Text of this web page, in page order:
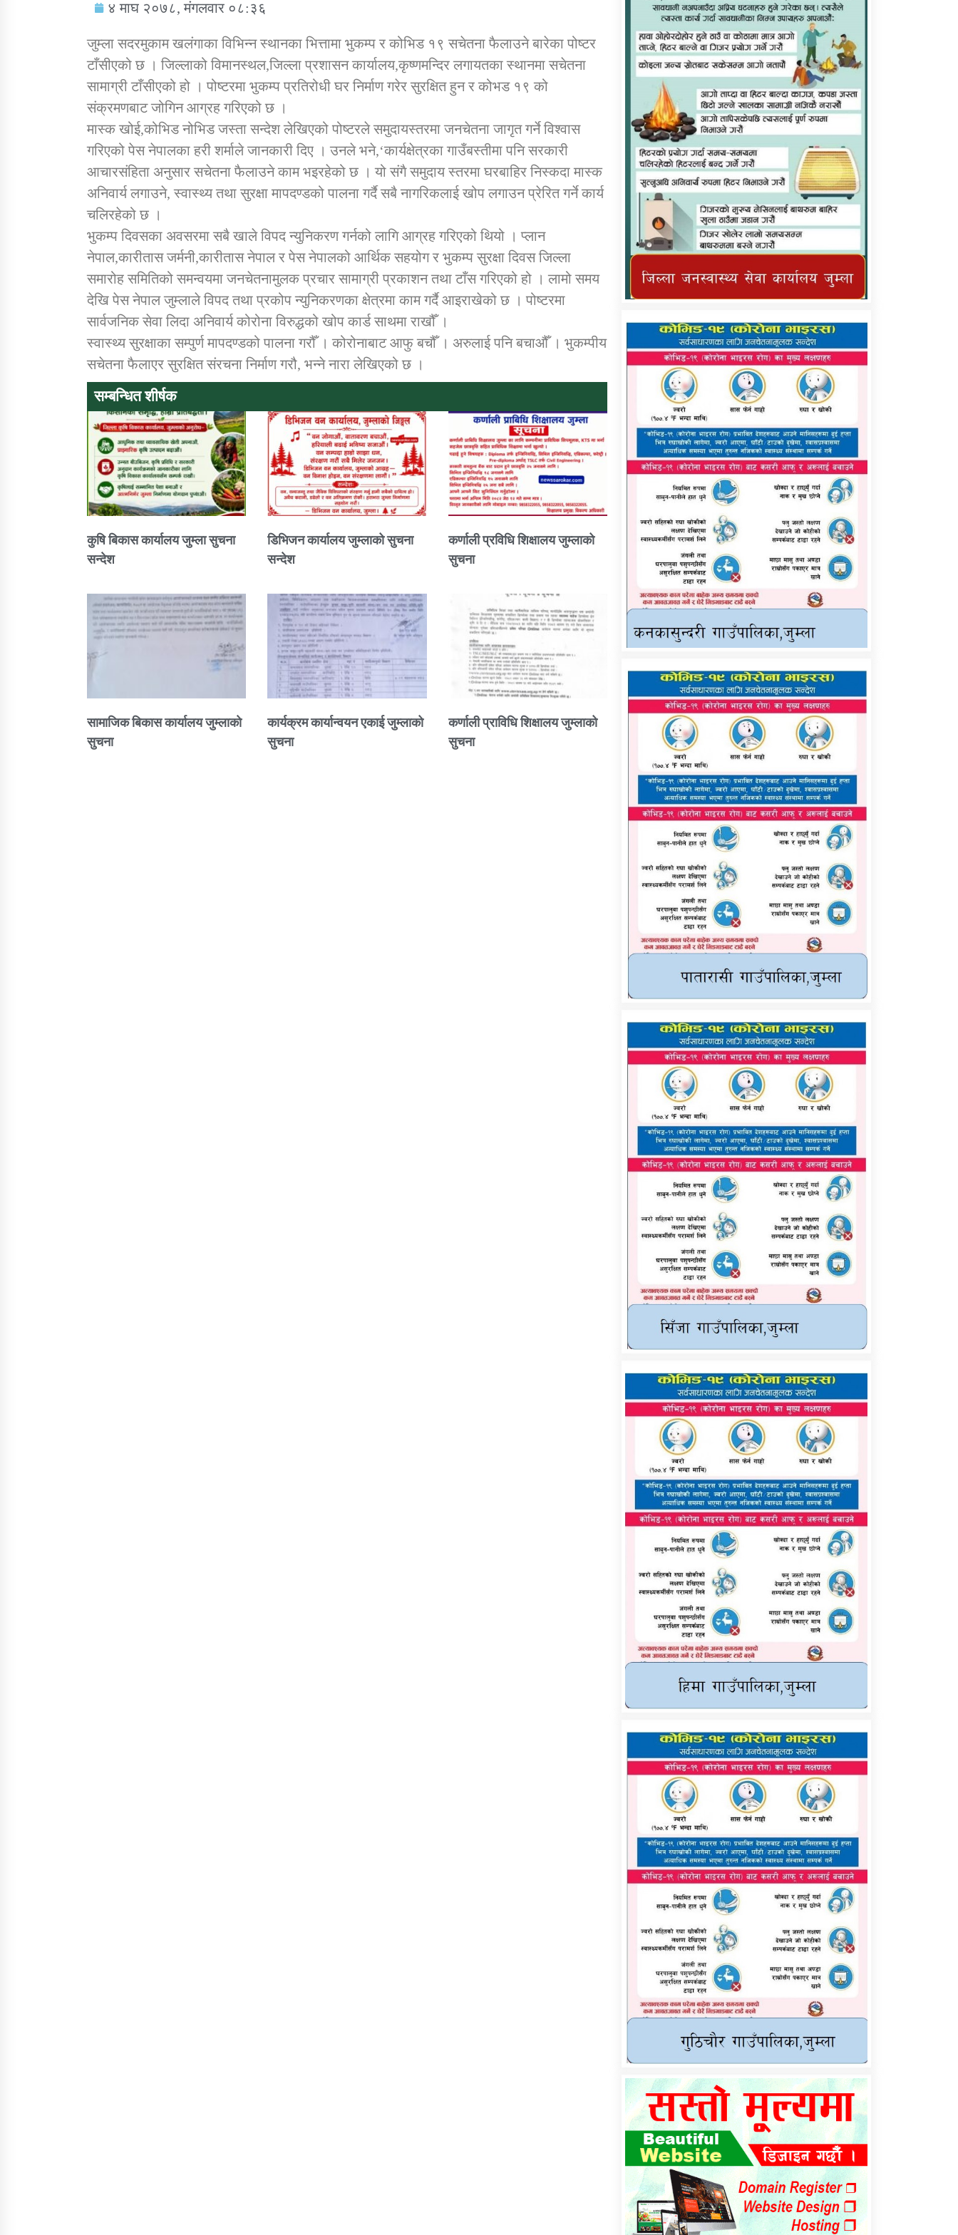
सामाजिक बिकास कार्यालय जुम्लाकाे सुचना कर्णाली प्राविधि शिक्षालय जुम्लाको सुचना
तातोपानी गाउँपालिकाको न्यायिक समिति सम्बन्धी
तातोपानी गाउँपालिका जुम्लाको महिला तथा
लैङ्गिक हिंसा सम्बन्धी सूचना सन्देश
तातोपानी गाउँपालिका जुम्लाको महिनावारी
तातोपानी गाउँपालिका जुम्लाको बालविवाह सन्देश तातोपानी गाउँपालिका जुम्लाको सूचना
४ माघ २०७८, मंगलवार ०८:३६
जुम्ला सदरमुकाम खलंगाका विभिन्न स्थानका भित्तामा भुकम्प र कोभिड १९ सचेतना फैलाउने बारेका पोष्टर
टाँसीएको छ । जिल्लाको विमानस्थल,जिल्ला प्रशासन कार्यालय,कृष्णमन्दिर लगायतका स्थानमा सचेतना
सामाग्री टाँसीएको हो । पोष्टरमा भुकम्प प्रतिरोधी घर निर्माण गरेर सुरक्षित हुन र कोभड १९ को
संक्रमणबाट जोगिन आग्रह गरिएको छ ।
मास्क खोई,कोभिड नोभिड जस्ता सन्देश लेखिएको पोष्टरले समुदायस्तरमा जनचेतना जागृत गर्ने विश्वास
गरिएको पेस नेपालका हरी शर्माले जानकारी दिए । उनले भने,‘कार्यक्षेत्रका गाउँबस्तीमा पनि सरकारी
आचारसंहिता अनुसार सचेतना फैलाउने काम भइरहेको छ । यो संगै समुदाय स्तरमा घरबाहिर निस्कदा मास्क
अनिवार्य लगाउने, स्वास्थ्य तथा सुरक्षा मापदण्डको पालना गर्दै सबै नागरिकलाई खोप लगाउन प्रेरित गर्ने कार्य
चलिरहेको छ ।
भुकम्प दिवसका अवसरमा सबै खाले विपद न्युनिकरण गर्नको लागि आग्रह गरिएको थियो । प्लान
नेपाल,कारीतास जर्मनी,कारीतास नेपाल र पेस नेपालको आर्थिक सहयोग र भुकम्प सुरक्षा दिवस जिल्ला
समारोह समितिको समन्वयमा जनचेतनामुलक प्रचार सामाग्री प्रकाशन तथा टाँस गरिएको हो । लामो समय
देखि पेस नेपाल जुम्लाले विपद तथा प्रकोप न्युनिकरणका क्षेत्रमा काम गर्दै आइराखेको छ । पोष्टरमा
सार्वजनिक सेवा लिदा अनिवार्य कोरोना विरुद्धको खोप कार्ड साथमा राखौँ ।
स्वास्थ्य सुरक्षाका सम्पुर्ण मापदण्डको पालना गरौँ । कोरोनाबाट आफु बचौँ । अरुलाई पनि बचाऔँ । भुकम्पीय
सचेतना फैलाएर सुरक्षित संरचना निर्माण गरौ, भन्ने नारा लेखिएको छ ।
सम्बन्धित शीर्षक
कुषि बिकास कार्यालय जुम्ला सुचना
सन्देश
डिभिजन कार्यालय जुम्लाको सुचना
सन्देश
कर्णाली प्रविधि शिक्षालय जुम्लाको
सुचना
सामाजिक बिकास कार्यालय जुम्लाकाे
सुचना
कार्यक्रम कार्यान्वयन एकाई जुम्लाको
सुचना
कर्णाली प्राविधि शिक्षालय जुम्लाको
सुचना